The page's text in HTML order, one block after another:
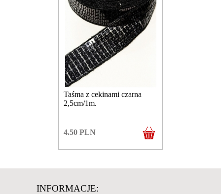
Taśma z cekinami czarna
2,5cm/1m.
4.50 PLN
INFORMACJE: